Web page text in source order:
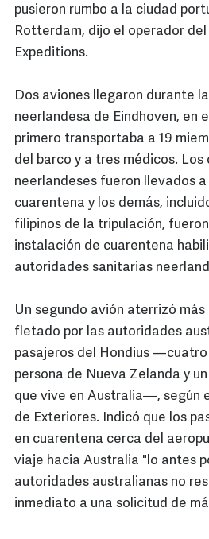
pusieron rumbo a la ciudad
Rotterdam, dijo el operador
Expeditions.
Dos aviones llegaron durante
neerlandesa de Eindhoven, en
primero transportaba a 19
del barco y a tres médicos. Los
neerlandeses fueron llevados
cuarentena y los demás,
filipinos de la tripulación,
instalación de cuarentena
autoridades sanitarias
Un segundo avión aterrizó
fletado por las autoridades
pasajeros del Hondius —cuatro
persona de Nueva Zelanda y
que vive en Australia—, según
de Exteriores. Indicó que los
en cuarentena cerca del
viaje hacia Australia "lo antes
autoridades australianas no
inmediato a una solicitud de